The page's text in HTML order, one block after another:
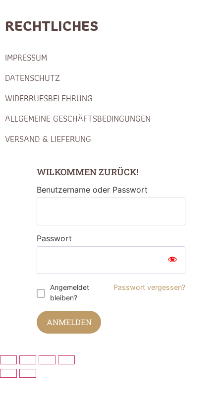
RECHTLICHES
IMPRESSUM
DATENSCHUTZ
WIDERRUFSBELEHRUNG
ALLGEMEINE GESCHÄFTSBEDINGUNGEN
VERSAND & LIEFERUNG
WILKOMMEN ZURÜCK!
Benutzername oder Passwort
Passwort
Angemeldet
bleiben?
Passwort vergessen?
ANMELDEN